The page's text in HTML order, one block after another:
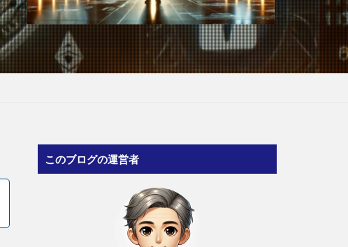
このブログの運営者